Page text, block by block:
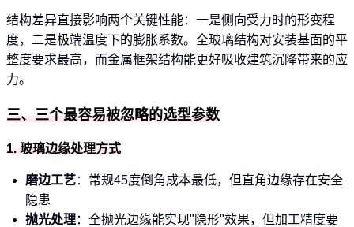
结构差异直接影响两个关键性能：一是侧向受力时的形变程
度，二是极端温度下的膨胀系数。全玻璃结构对安装基面的平
整度要求最高，而金属框架结构能更好吸收建筑沉降带来的应
力。
三、三个最容易被忽略的选型参数
1. 玻璃边缘处理方式
磨边工艺：常规45度倒角成本最低，但直角边缘存在安全
隐患
抛光处理：全抛光边缘能实现"隐形"效果，但加工精度要